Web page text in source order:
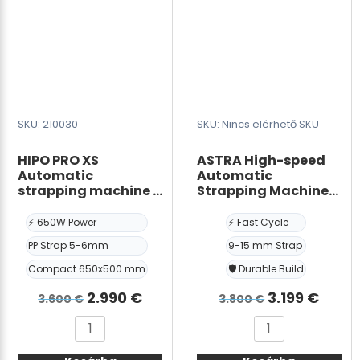
SKU: 210030
HIPO PRO XS
Automatic
strapping machine –
650W x 500H mm
⚡ 650W Power
PP Strap 5-6mm
Compact 650x500 mm
3.600€ Det
ursprungliga
priset
2.990 €Det
HIPO
PRO
SKU: Nincs elérhető SKU
ASTRA High-speed
Automatic
Strapping Machine
⚡ Fast Cycle
9-15 mm Strap
🛡️ Durable Build
3.800€ Det
priset
3.199 €Det
ASTRA
High-